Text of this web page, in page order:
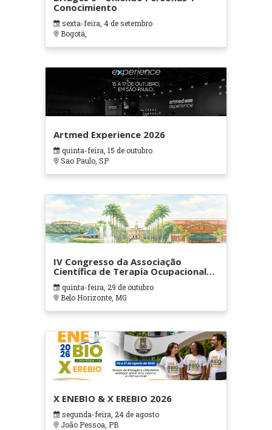
Conocimiento
sexta-feira, 4 de setembro
Bogotá,
Artmed Experience 2026
quinta-feira, 15 de outubro
Sao Paulo, SP
IV Congresso da Associação
Científica de Terapia Ocupacional
em Contextos Hospitalares e
Cuidados Paliativos - ATOHOSP
quinta-feira, 29 de outubro
Belo Horizonte, MG
X ENEBIO & X EREBIO 2026
segunda-feira, 24 de agosto
João Pessoa, PB